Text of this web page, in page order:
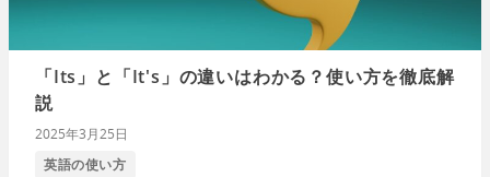
「Its」と「It's」の違いはわかる？使い方を徹底解
説
2025年3月25日
英語の使い方